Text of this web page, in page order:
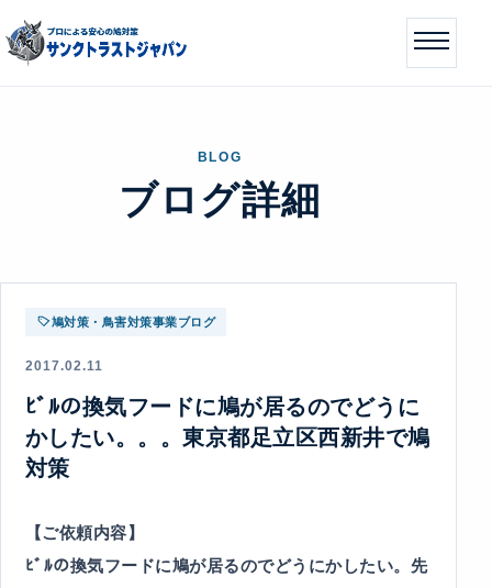
BLOG
ブログ詳細
鳩対策・鳥害対策事業ブログ
2017.02.11
ﾋﾞﾙの換気フードに鳩が居るのでどうに
かしたい。。。東京都足立区西新井で鳩
対策
【ご依頼内容】
ﾋﾞﾙの換気フードに鳩が居るのでどうにかしたい。先